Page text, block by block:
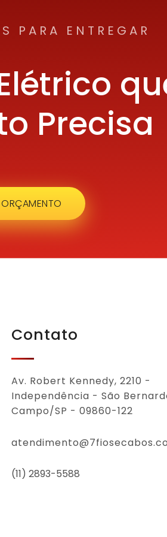
PARA ENTREGAR
Precisa
Contato
Av. Robert Kennedy, 2210 -
Independência - São
Campo/SP - 09860-122
(11) 2893-5588